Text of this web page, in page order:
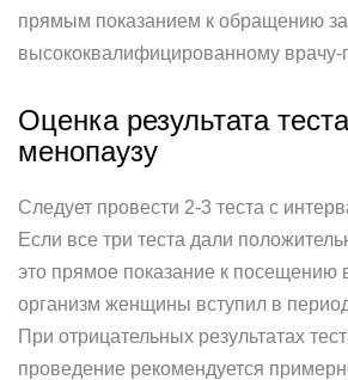
прямым показанием к обращению
высококвалифицированному врачу-
Оценка результата
менопаузу
Следует провести 2-3 теста с
Если все три теста дали
это прямое показание к посещению
организм женщины вступил в
При отрицательных результатах
проведение рекомендуется